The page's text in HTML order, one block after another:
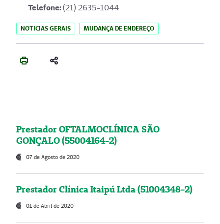
Telefone:(21) 2635-1044
NOTICIAS GERAIS MUDANÇA DE ENDEREÇO
Prestador OFTALMOCLÍNICA SÃO
GONÇALO (55004164-2)
07 de Agosto de 2020
Prestador Clínica Itaipú Ltda (51004348-2)
01 de Abril de 2020